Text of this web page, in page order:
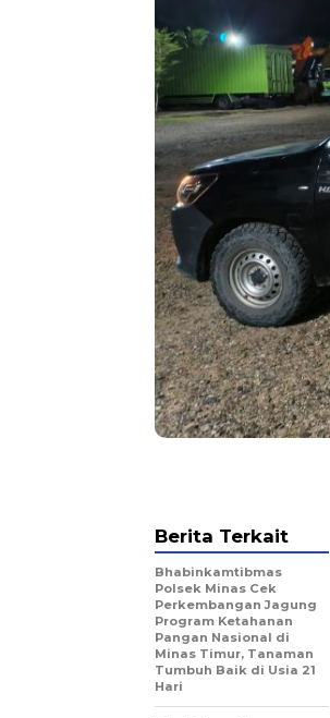
Berita Terkait
Bhabinkamtibmas
Polsek Minas Cek
Perkembangan Jagung
Program Ketahanan
Pangan Nasional di
Minas Timur, Tanaman
Tumbuh Baik di Usia 21
Hari